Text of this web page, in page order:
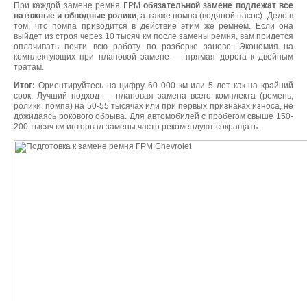
При каждой замене ремня ГРМ обязательной замене подлежат все
натяжные и обводные ролики, а также помпа (водяной насос). Дело в
том, что помпа приводится в действие этим же ремнем. Если она
выйдет из строя через 10 тысяч км после замены ремня, вам придется
оплачивать почти всю работу по разборке заново. Экономия на
комплектующих при плановой замене — прямая дорога к двойным
тратам.
Итог: Ориентируйтесь на цифру 60 000 км или 5 лет как на крайний
срок. Лучший подход — плановая замена всего комплекта (ремень,
ролики, помпа) на 50-55 тысячах или при первых признаках износа, не
дожидаясь рокового обрыва. Для автомобилей с пробегом свыше 150-
200 тысяч км интервал замены часто рекомендуют сокращать.